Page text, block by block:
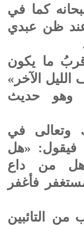
كما في
ظن عبدي
ما يكون
الآخر»
الترمذي (3579) وهو حديث
وتعالى في
فيقول: «هل
من داع
فأغفر
التائبين